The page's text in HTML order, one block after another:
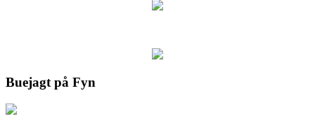
Buejagt på Fyn